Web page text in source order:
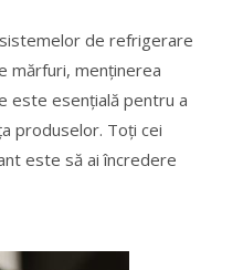
de refrigerare
mărfuri, menținerea
este esențială pentru a
produselor. Toți cei
este să ai încredere